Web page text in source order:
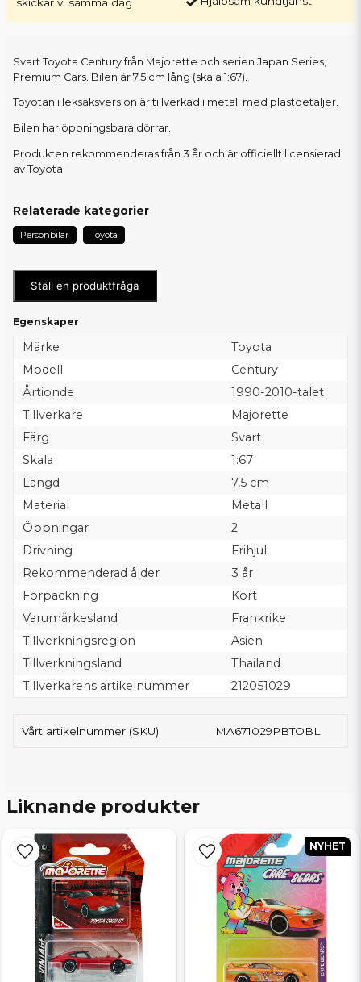
Svart Toyota Century från Majorette och serien Japan Series,
Premium Cars. Bilen är 7,5 cm lång (skala 1:67).
Toyotan i leksaksversion är tillverkad i metall med plastdetaljer.
Bilen har öppningsbara dörrar.
Produkten rekommenderas från 3 år och är officiellt licensierad
av Toyota.
Relaterade kategorier
Personbilar Toyota
Ställ en produktfråga
Egenskaper
Märke
Toyota
Modell
Century
Årtionde
1990-2010-talet
Tillverkare
Majorette
Färg
Svart
Skala
1:67
Längd
7,5 cm
Material
Metall
Öppningar
2
Drivning
Frihjul
Rekommenderad ålder
3 år
Förpackning
Kort
Varumärkesland
Frankrike
Tillverkningsregion
Asien
Tillverkningsland
Thailand
Tillverkarens artikelnummer
212051029
Vårt artikelnummer (SKU) MA671029PBTOBL
Liknande produkter
NYHET